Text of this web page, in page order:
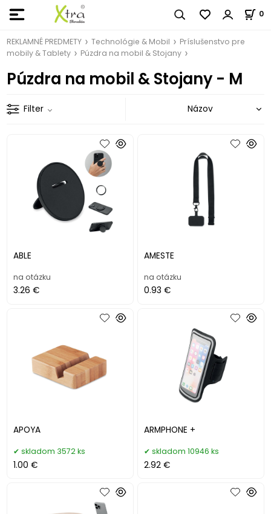
0
REKLAMNÉ PREDMETY Technológie & Mobil
Príslušenstvo pre
mobily & Tablety
Púzdra na mobil & Stojany
Púzdra na mobil & Stojany - M
Filter
ABLE
na otázku
3.26 €
AMESTE
na otázku
0.93 €
APOYA
skladom 3572 ks
1.00 €
ARMPHONE +
skladom 10946 ks
2.92 €